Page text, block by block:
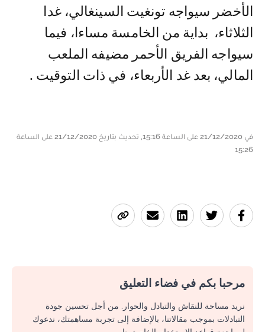
الأخضر سيواجه تونغيت السينغالي، غدا
الثلاثاء، بداية من الخامسة مساءا، فيما
سيواجه الفريق الأحمر مضيفه الملعب
المالي، بعد غد الأربعاء، في ذات التوقيت .
في 21/12/2020 على الساعة 15:16, تحديث بتاريخ 21/12/2020 على الساعة
15:26
مرحبا بكم في فضاء التعليق
نريد مساحة للنقاش والتبادل والحوار. من أجل تحسين جودة
التبادلات بموجب مقالاتنا، بالإضافة إلى تجربة مساهمتك، ندعوك